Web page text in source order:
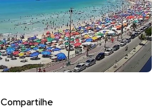
Compartilhe